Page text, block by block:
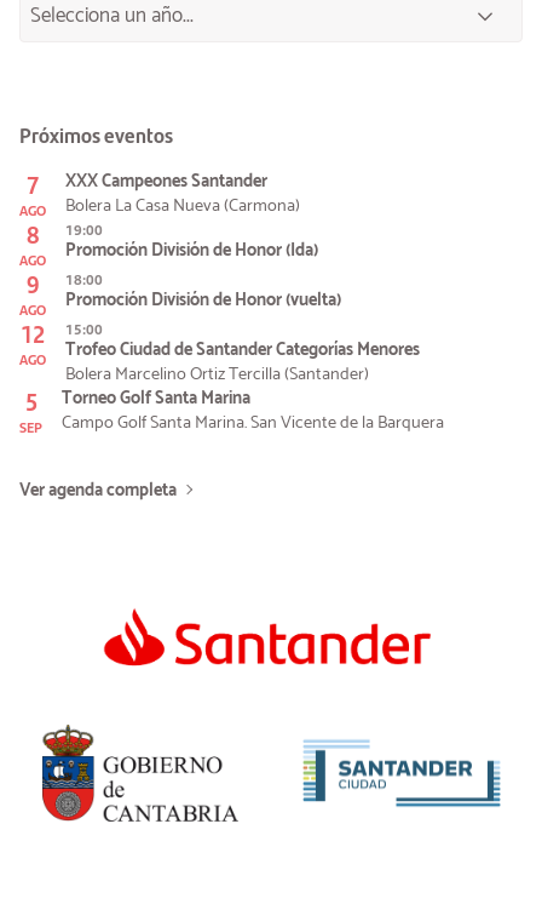
Próximos eventos
7
AGO
XXX Campeones Santander
Bolera La Casa Nueva (Carmona)
8
AGO
19:00
Promoción División de Honor (Ida)
9
AGO
18:00
Promoción División de Honor (vuelta)
12
AGO
15:00
Trofeo Ciudad de Santander Categorías Menores
Bolera Marcelino Ortiz Tercilla (Santander)
5
SEP
Torneo Golf Santa Marina
Campo Golf Santa Marina. San Vicente de la Barquera
Ver agenda completa